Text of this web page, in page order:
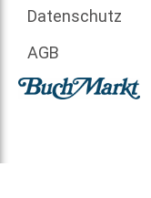
Datenschutz
AGB